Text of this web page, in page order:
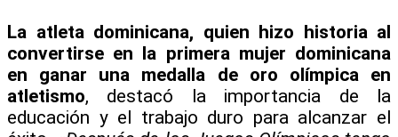
La atleta dominicana, quien hizo historia al
convertirse en la primera mujer dominicana
en ganar una medalla de oro olímpica en
atletismo, destacó la importancia de la
educación y el trabajo duro para alcanzar el